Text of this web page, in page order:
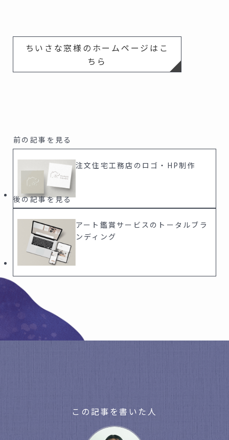
ちいさな窓様のホームページはこ
ちら
注文住宅工務店のロゴ・HP制作
アート鑑賞サービスのトータルブラ
ンディング
この記事を書いた人